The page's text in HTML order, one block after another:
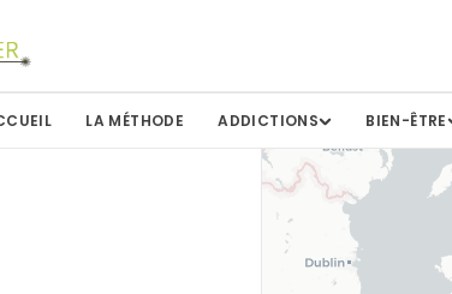
LA MÉTHODE ADDICTIONS BIEN-ÊTRE
Arrêt du tabac